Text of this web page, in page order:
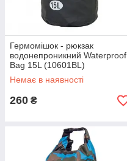
Гермомішок - рюкзак
водонепроникний Waterproof
Bag 15L (10601BL)
Немає в наявності
260 ₴